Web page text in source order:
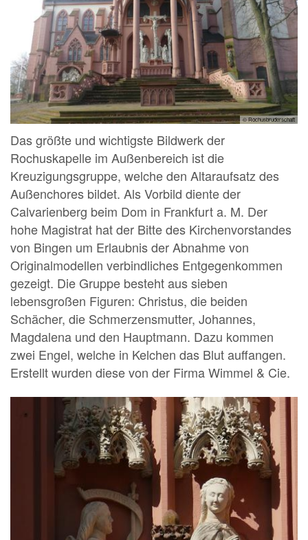
© Rochusbruderschaft
Das größte und wichtigste Bildwerk der
Rochuskapelle im Außenbereich ist die
Kreuzigungsgruppe, welche den Altaraufsatz des
Außenchores bildet. Als Vorbild diente der
Calvarienberg beim Dom in Frankfurt a. M. Der
hohe Magistrat hat der Bitte des Kirchenvorstandes
von Bingen um Erlaubnis der Abnahme von
Originalmodellen verbindliches Entgegenkommen
gezeigt. Die Gruppe besteht aus sieben
lebensgroßen Figuren: Christus, die beiden
Schächer, die Schmerzensmutter, Johannes,
Magdalena und den Hauptmann. Dazu kommen
zwei Engel, welche in Kelchen das Blut auffangen.
Erstellt wurden diese von der Firma Wimmel & Cie.